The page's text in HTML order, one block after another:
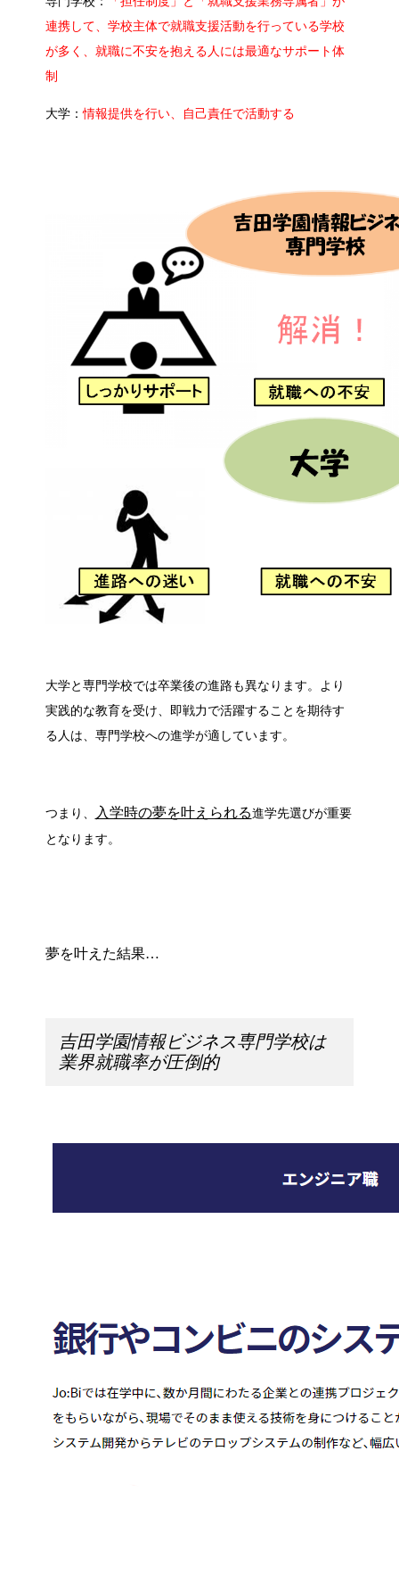
連携して、 学校主体で就職支援活動を行っている学校
が多く 、 就職に不安を抱える人には最適なサポート体
制
大学：情報提供を行い、自己責任で活動する
大学と専門学校では卒業後の進路も異なります。より
実践的な教育を受け、即戦力で活躍することを期待す
る人は、専門学校への進学が適しています。
つまり、 入学時の夢を叶えられる進学先選びが重要
となります。
夢を叶えた結果…
吉田学園情報ビジネス専門学校は
業界就職率が圧倒的